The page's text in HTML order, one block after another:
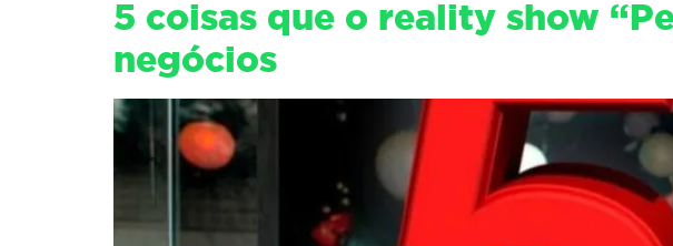
5 coisas que o reality show
negócios